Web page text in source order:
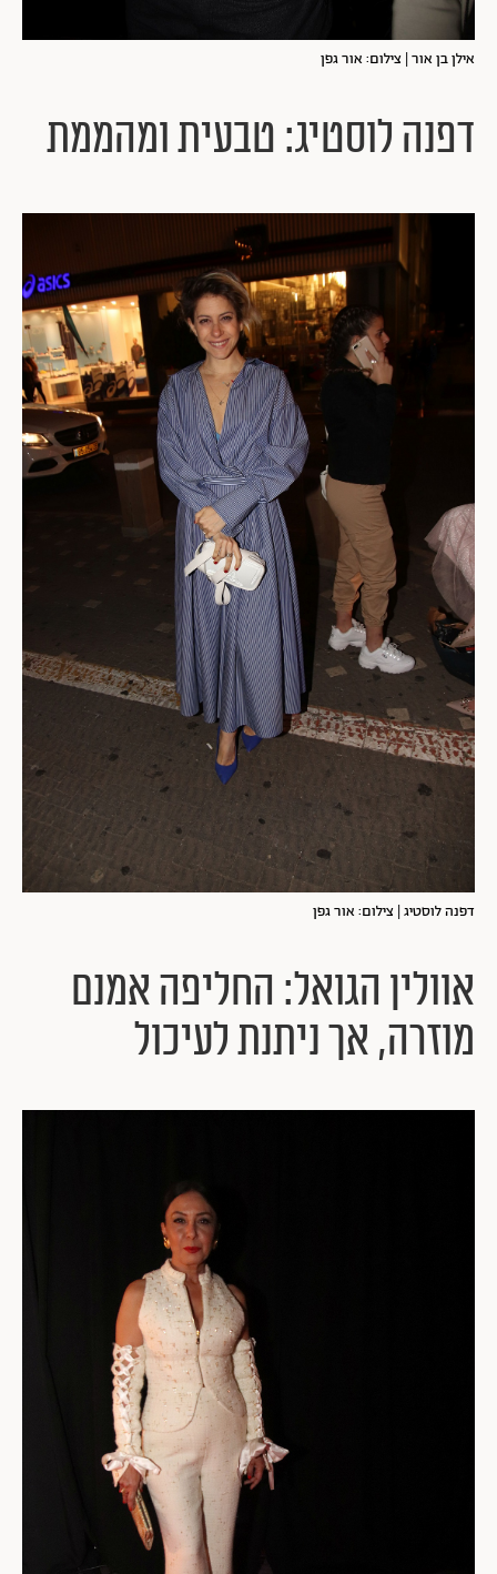
אילן בן אור | צילום: אור גפן
דפנה לוסטיג: טבעית ומהממת
דפנה לוסטיג | צילום: אור גפן
אוולין הגואל: החליפה אמנם
מוזרה, אך ניתנת לעיכול